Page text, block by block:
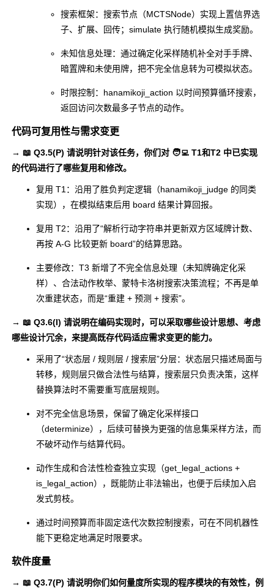
搜索框架：搜索节点（MCTSNode）实现上置信界选
子、扩展、回传； simulate 执行随机模拟生成奖励。
未知信息处理：通过确定化采样随机补全对手手牌、
暗置牌和未使用牌，把不完全信息转为可模拟状态。
时限控制： hanamikoji_action 以时间预算循环搜索，
返回访问次数最多子节点的动作。
代码可复用性与需求变更
→ 📖 Q3.5(P) 请说明针对该任务，你们对 🧑‍💻 T1和T2 中已实现
的代码进行了哪些复用和修改。
复用 T1：沿用了胜负判定逻辑（hanamikoji_judge 的同类
实现），在模拟结束后用 board 结果计算回报。
复用 T2：沿用了“解析行动字符串并更新双方区域牌计数、
再按 A-G 比较更新 board”的结算思路。
主要修改：T3 新增了不完全信息处理（未知牌确定化采
样）、合法动作枚举、蒙特卡洛树搜索决策流程；不再是单
次重建状态，而是“重建 + 预测 + 搜索”。
→ 📖 Q3.6(I) 请说明在编码实现时，可以采取哪些设计思想、考虑
哪些设计冗余，来提高既存代码适应需求变更的能力。
采用了“状态层 / 规则层 / 搜索层”分层：状态层只描述局面与
转移，规则层只做合法性与结算，搜索层只负责决策，这样
替换算法时不需要重写底层规则。
对不完全信息场景，保留了确定化采样接口
（determinize），后续可替换为更强的信息集采样方法，而
不破坏动作与结算代码。
动作生成和合法性检查独立实现（get_legal_actions +
is_legal_action），既能防止非法输出，也便于后续加入启
发式剪枝。
通过时间预算而非固定迭代次数控制搜索，可在不同机器性
能下更稳定地满足时限要求。
软件度量
→ 📖 Q3.7(P) 请说明你们如何量度所实现的程序模块的有效性，例